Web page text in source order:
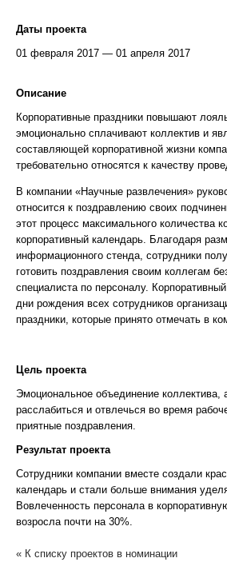
Даты проекта
01 февраля 2017 — 01 апреля 2017
Описание
Корпоративные праздники повышают
эмоционально сплачивают коллектив и
составляющей корпоративной жизни
требовательно относятся к качеству
В компании «Научные развлечения»
относится к поздравлению своих
этот процесс максимального количества
корпоративный календарь. Благодаря
информационного стенда, сотрудники
готовить поздравления своим коллегам
специалиста по персоналу.
дни рождения всех сотрудников
праздники, которые принято отмечать в
Цель проекта
Эмоциональное объединение коллектива,
расслабиться и отвлечься во время
приятные поздравления.
Результат проекта
Сотрудники компании вместе создали
календарь и стали больше внимания
Вовлеченность персонала в
возросла почти на 30%.
« К списку проектов в номинации